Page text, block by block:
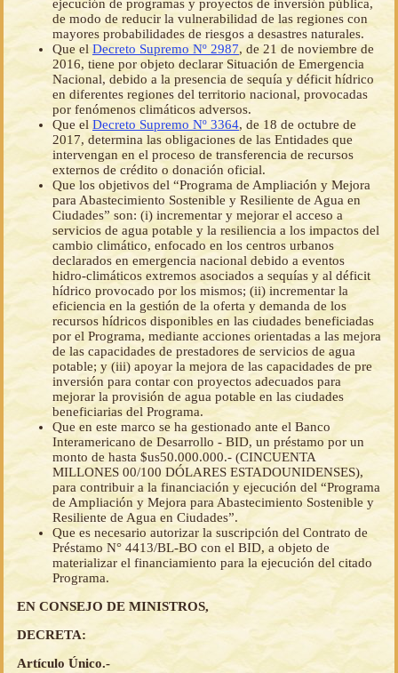
ejecución de programas y proyectos de inversión pública,
de modo de reducir la vulnerabilidad de las regiones con
mayores probabilidades de riesgos a desastres naturales.
Que elDecreto Supremo Nº 2987, de 21 de noviembre de
2016, tiene por objeto declarar Situación de Emergencia
Nacional, debido a la presencia de sequía y déficit hídrico
en diferentes regiones del territorio nacional, provocadas
por fenómenos climáticos adversos.
Que el Decreto Supremo Nº 3364, de 18 de octubre de
2017, determina las obligaciones de las Entidades que
intervengan en el proceso de transferencia de recursos
externos de crédito o donación oficial.
Que los objetivos del “Programa de Ampliación y Mejora
para Abastecimiento Sostenible y Resiliente de Agua en
Ciudades” son: (i) incrementar y mejorar el acceso a
servicios de agua potable y la resiliencia a los impactos del
cambio climático, enfocado en los centros urbanos
declarados en emergencia nacional debido a eventos
hidro-climáticos extremos asociados a sequías y al déficit
hídrico provocado por los mismos; (ii) incrementar la
eficiencia en la gestión de la oferta y demanda de los
recursos hídricos disponibles en las ciudades beneficiadas
por el Programa, mediante acciones orientadas a las mejora
de las capacidades de prestadores de servicios de agua
potable; y (iii) apoyar la mejora de las capacidades de pre
inversión para contar con proyectos adecuados para
mejorar la provisión de agua potable en las ciudades
beneficiarias del Programa.
Que en este marco se ha gestionado ante el Banco
Interamericano de Desarrollo - BID, un préstamo por un
monto de hasta $us50.000.000.- (CINCUENTA
MILLONES 00/100 DÓLARES ESTADOUNIDENSES),
para contribuir a la financiación y ejecución del “Programa
de Ampliación y Mejora para Abastecimiento Sostenible y
Resiliente de Agua en Ciudades”.
Que es necesario autorizar la suscripción del Contrato de
Préstamo N° 4413/BL-BO con el BID, a objeto de
materializar el financiamiento para la ejecución del citado
Programa.
EN CONSEJO DE MINISTROS,
DECRETA:
Artículo Único.-